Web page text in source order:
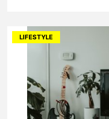
LIFESTYLE